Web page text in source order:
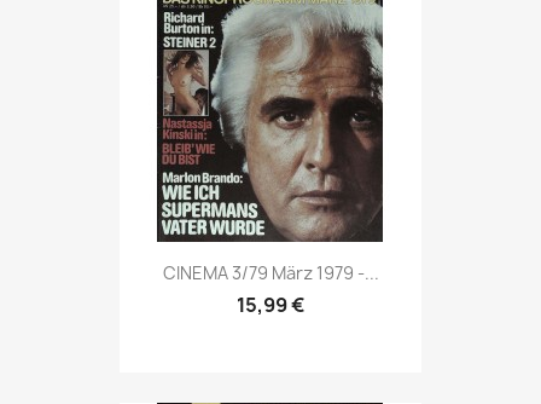
Vorschau
CINEMA 3/79 März 1979 -...
15,99 €